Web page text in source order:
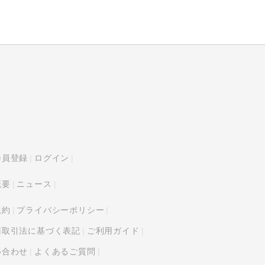
登録 ログイン
ニュース
プライバシーポリシー
引法に基づく表記 ご利用ガイド
わせ よくあるご質問